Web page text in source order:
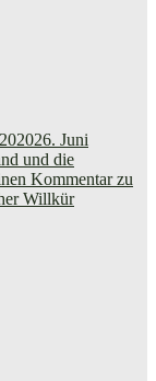
26. Juni
und die
Kommentarzu
Willkür